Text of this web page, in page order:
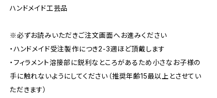
ハンドメイド工芸品
※必ずお読みいただきご注文画面へお進みください
・ハンドメイド受注製作につき2-3週ほど頂戴します
・フィラメント溶接部に鋭利なところがあるため小さなお子様の
手に触れないようにしてください（推奨年齢15最以上とさせてい
ただきます）